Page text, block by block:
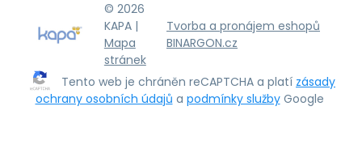
© 2026
KAPA |
Mapa
stránek
Tvorba a pronájem eshopů
BINARGON.cz
Tento web je chráněn reCAPTCHA a platí zásady
ochrany osobních údajů a podmínky služby Google